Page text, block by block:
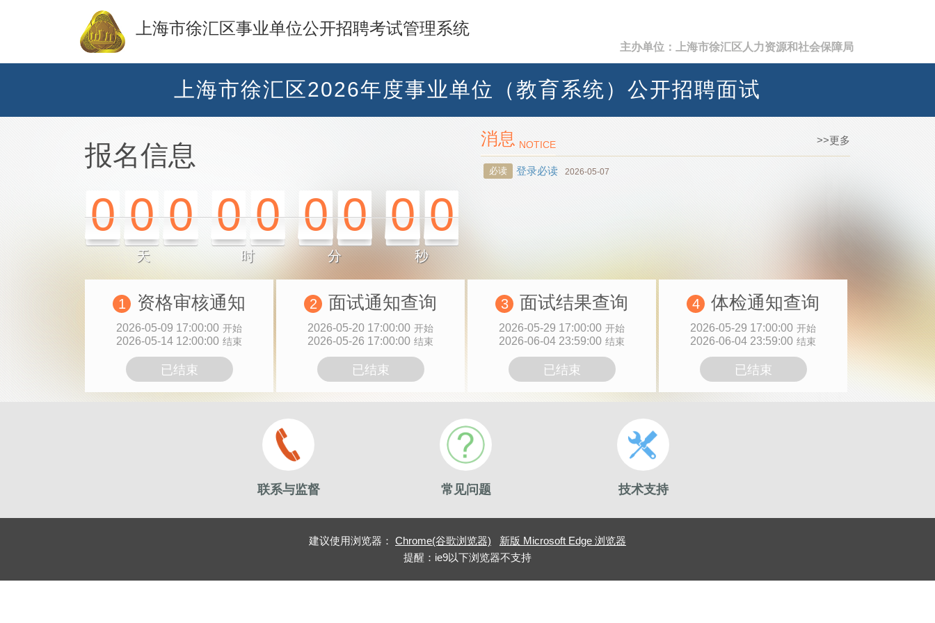
上海市徐汇区事业单位公开招聘考试管理系统
主办单位：上海市徐汇区人力资源和社会保障局
上海市徐汇区2026年度事业单位（教育系统）公开招聘面试
报名信息
0 0 0 0 0 0 0 0 0
天 时 分 秒
消息 NOTICE >>更多
必读 登录必读 2026-05-07
1 资格审核通知
2026-05-09 17:00:00 开始
2026-05-14 12:00:00 结束
已结束
2 面试通知查询
2026-05-20 17:00:00 开始
2026-05-26 17:00:00 结束
已结束
3 面试结果查询
2026-05-29 17:00:00 开始
2026-06-04 23:59:00 结束
已结束
4 体检通知查询
2026-05-29 17:00:00 开始
2026-06-04 23:59:00 结束
已结束
联系与监督 常见问题 技术支持
建议使用浏览器： Chrome(谷歌浏览器)
新版 Microsoft Edge 浏览器
提醒：ie9以下浏览器不支持